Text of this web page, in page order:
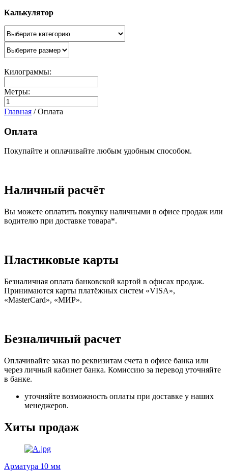
Калькулятор
Килограммы:
Метры:
Главная /Оплата
Оплата
Покупайте и оплачивайте любым удобным способом.
Наличный расчёт
Вы можете оплатить покупку наличными в офисе продаж или
водителю при доставке товара*.
Пластиковые карты
Безналичная оплата банковской картой в офисах продаж.
Принимаются карты платёжных систем «VISA»,
«MasterCard», «МИР».
Безналичный расчет
Оплачивайте заказ по реквизитам счета в офисе банка или
через личный кабинет банка. Комиссию за перевод уточняйте
в банке.
уточняйте возможность оплаты при доставке у наших
менеджеров.
Хиты продаж
Арматура 10 мм